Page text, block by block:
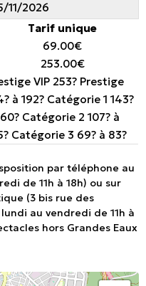
11/2026
Tarif unique
69.00€
253.00€
VIP 253? Prestige
à 192? Catégorie 1 143?
Catégorie 2 107? à
Catégorie 3 69? à 83?
par téléphone au
de 11h à 18h) ou sur
(3 bis rue des
au vendredi de 11h à
hors Grandes Eaux